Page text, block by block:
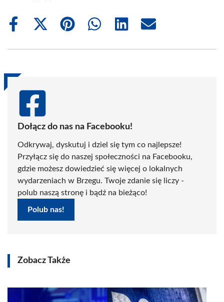
Share
Share
(Twitter)
Share
Share
Share
Share
Dołącz do nas na Facebooku!
Odkrywaj, dyskutuj i dziel się tym co najlepsze!
Przyłącz się do naszej społeczności na Facebooku,
gdzie możesz dowiedzieć się więcej o lokalnych
wydarzeniach w Brzegu. Twoje zdanie się liczy -
polub naszą stronę i bądź na bieżąco!
Polub nas!
Zobacz Także